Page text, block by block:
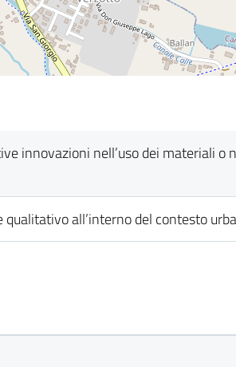
innovazioni nell’uso dei materiali o
all’interno del contesto